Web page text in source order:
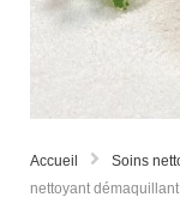
Accueil Soins
nettoyant démaquillant